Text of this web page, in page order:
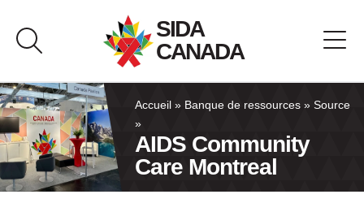
contenu
SIDA
CANADA
À propos de SIDA Canada
Banque de ressources
Accueil » Banque de ressources » Source
»
AIDS Community
Care Montreal